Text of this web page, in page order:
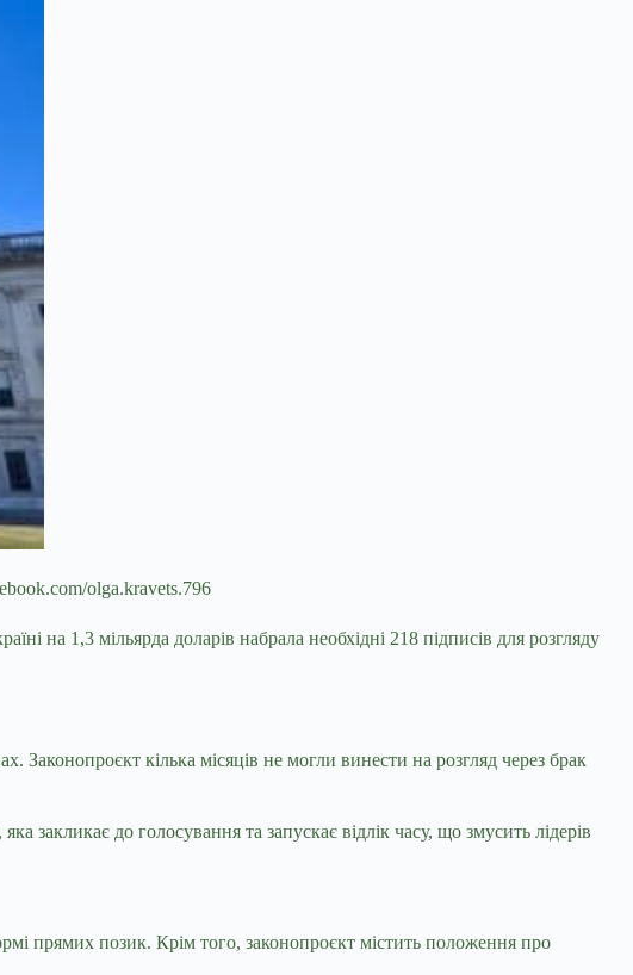
olga.kravets.796
на 1,3 мільярда доларів набрала необхідні 218 підписів для розгляду
Законопроєкт кілька місяців не могли винести на розгляд через брак
закликає до голосування та запускає відлік часу, що змусить лідерів
прямих позик. Крім того, законопроєкт містить положення про